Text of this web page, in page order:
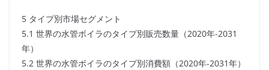
5 タイプ別市場セグメント
5.1 世界の水管ボイラのタイプ別販売数量（2020年-2031
年）
5.2 世界の水管ボイラのタイプ別消費額（2020年-2031年）